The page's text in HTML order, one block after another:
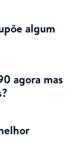
algum
agora mas